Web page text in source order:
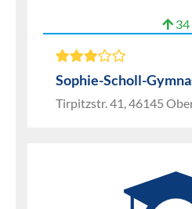
34
Sophie-Scholl-
Tirpitzstr. 41, 46145